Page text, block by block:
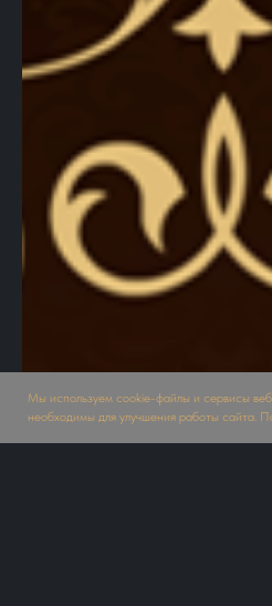
Мы используем cookie-файлы и сервисы
необходимы для улучшения работы сайта.